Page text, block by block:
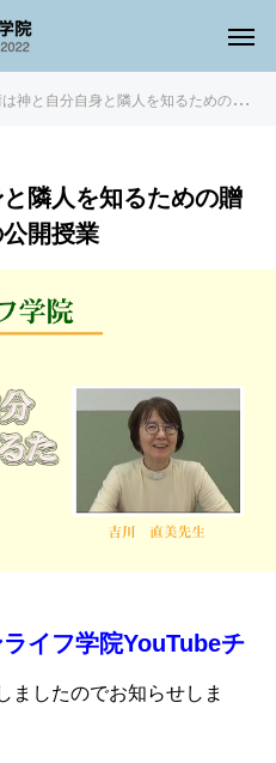
と自分自身と隣人を知るための贈り物」吉川直美先生の公開授業
と隣人を知るための贈
開授業
ライフ学院YouTubeチ
ましたのでお知らせしま